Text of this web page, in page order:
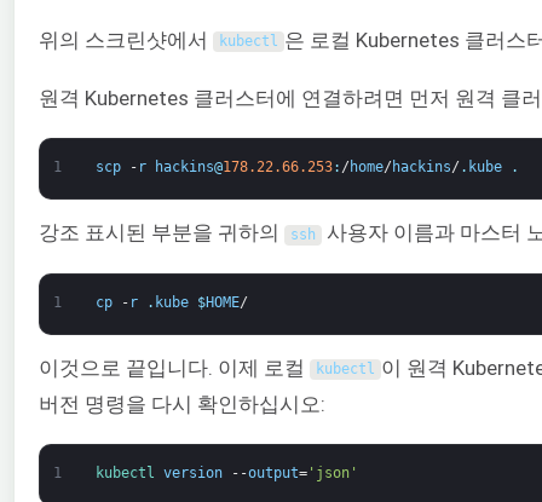
위의 스크린샷에서 kubectl 은 로컬 Kubernetes 클러스
원격 Kubernetes 클러스터에 연결하려면 먼저 원격 클
1 scp - r hackins@178.22.66.253: / home/ hackins/ . kube .
강조 표시된 부분을 귀하의 ssh 사용자 이름과 마스터
1 cp - r . kube $HOME/
이것으로 끝입니다. 이제 로컬 kubectl 이 원격
버전 명령을 다시 확인하십시오:
1 kubectl version --output='json'